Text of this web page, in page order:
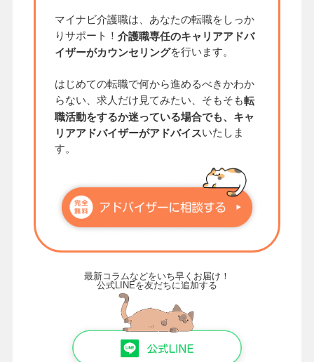
マイナビ介護職は、あなたの転職をしっか
りサポート！ 介護職専任のキャリアアドバ
イザーがカウンセリングを行います。
はじめての転職で何から進めるべきかわか
らない、求人だけ見てみたい、そもそも転
職活動をするか迷っている場合でも、キャ
リアアドバイザーがアドバイスいたしま
す。
最新コラムなどをいち早くお届け！
公式LINEを友だちに追加する